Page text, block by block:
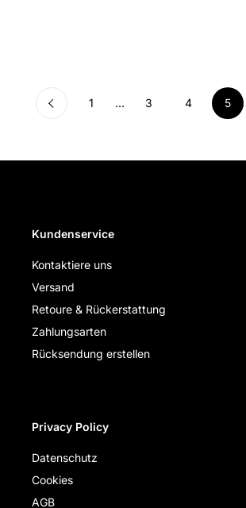
Zurück page
1 page
… page
3 page
4 page
5
Kundenservice
Kontaktiere uns
Versand
Retoure & Rückerstattung
Zahlungsarten
Rücksendung erstellen
Privacy Policy
Datenschutz
Cookies
AGB